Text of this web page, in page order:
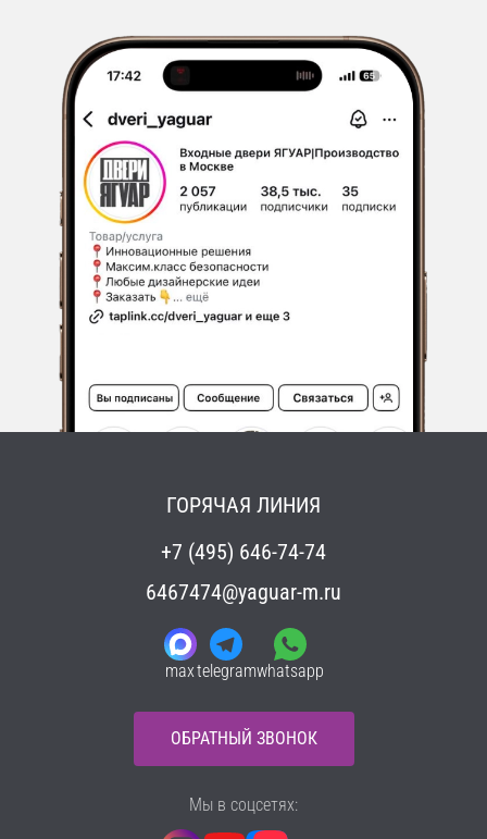
ГОРЯЧАЯ ЛИНИЯ
+7 (495) 646-74-74
6467474@yaguar-m.ru
maxtelegramwhatsapp
ОБРАТНЫЙ ЗВОНОК
Мы в соцсетях: